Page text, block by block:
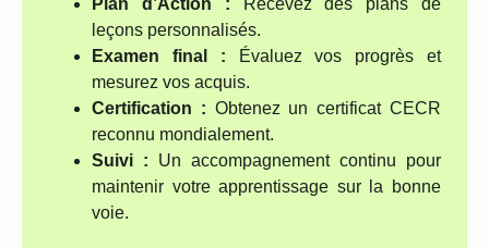
Plan d’Action : Recevez des plans de
leçons personnalisés.
Examen final : Évaluez vos progrès et
mesurez vos acquis.
Certification : Obtenez un certificat CECR
reconnu mondialement.
Suivi : Un accompagnement continu pour
maintenir votre apprentissage sur la bonne
voie.